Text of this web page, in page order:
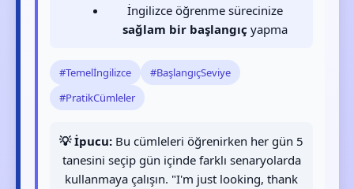
İngilizce öğrenme sürecinize
sağlam bir başlangıç yapma
#Temelİngilizce
#BaşlangıçSeviye
#PratikCümleler
💡 İpucu: Bu cümleleri öğrenirken her gün 5
tanesini seçip gün içinde farklı senaryolarda
kullanmaya çalışın. "I'm just looking, thank